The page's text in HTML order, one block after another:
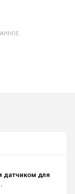
датчиком для